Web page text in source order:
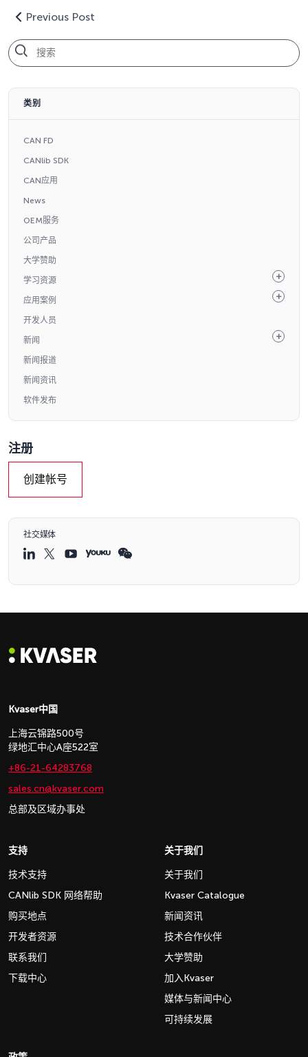
Previous Post
类别
CAN FD
CANlib SDK
CAN应用
News
OEM服务
公司产品
大学赞助
学习资源
应用案例
开发人员
新闻
新闻报道
新闻资讯
软件发布
注册
创建帐号
社交媒体
Kvaser中国
上海云锦路500号
绿地汇中心A座522室
+86-21-64283768
sales.cn@kvaser.com
总部及区域办事处
支持
技术支持
CANlib SDK 网络帮助
购买地点
开发者资源
联系我们
下载中心
关于我们
关于我们
Kvaser Catalogue
新闻资讯
技术合作伙伴
大学赞助
加入Kvaser
媒体与新闻中心
可持续发展